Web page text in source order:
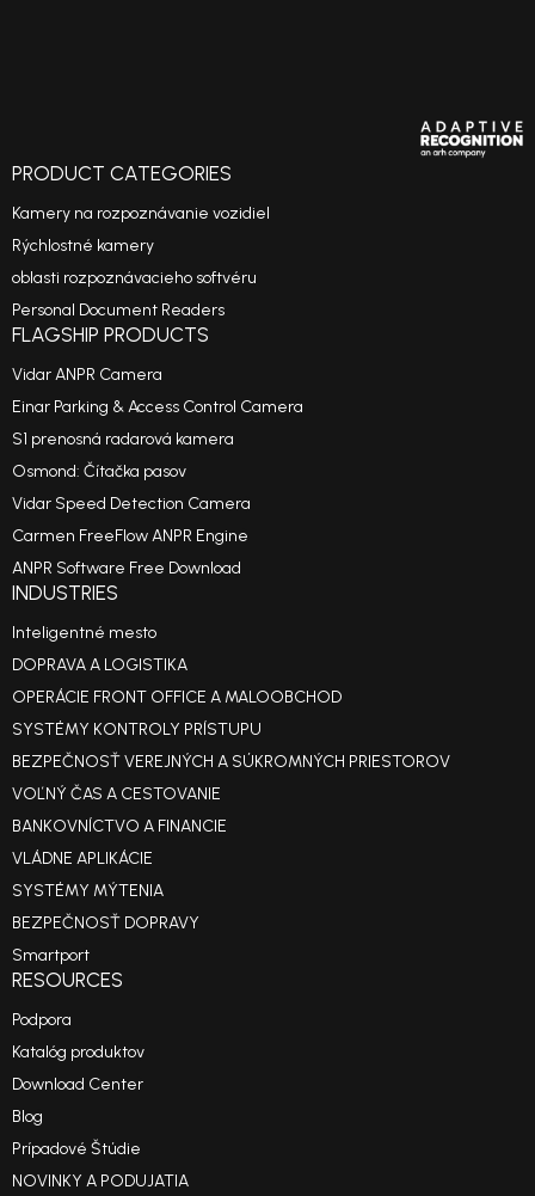
PRODUCT CATEGORIES
Kamery na rozpoznávanie vozidiel
Rýchlostné kamery
oblasti rozpoznávacieho softvéru
Personal Document Readers
FLAGSHIP PRODUCTS
Vidar ANPR Camera
Einar Parking & Access Control Camera
S1 prenosná radarová kamera
Osmond: Čítačka pasov
Vidar Speed Detection Camera
Carmen FreeFlow ANPR Engine
ANPR Software Free Download
INDUSTRIES
Inteligentné mesto
DOPRAVA A LOGISTIKA
OPERÁCIE FRONT OFFICE A MALOOBCHOD
SYSTÉMY KONTROLY PRÍSTUPU
BEZPEČNOSŤ VEREJNÝCH A SÚKROMNÝCH PRIESTOROV
VOĽNÝ ČAS A CESTOVANIE
BANKOVNÍCTVO A FINANCIE
VLÁDNE APLIKÁCIE
SYSTÉMY MÝTENIA
BEZPEČNOSŤ DOPRAVY
Smartport
RESOURCES
Podpora
Katalóg produktov
Download Center
Blog
Prípadové Štúdie
NOVINKY A PODUJATIA